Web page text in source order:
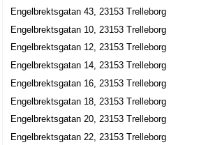
Engelbrektsgatan 43, 23153 Trelleborg
Engelbrektsgatan 10, 23153 Trelleborg
Engelbrektsgatan 12, 23153 Trelleborg
Engelbrektsgatan 14, 23153 Trelleborg
Engelbrektsgatan 16, 23153 Trelleborg
Engelbrektsgatan 18, 23153 Trelleborg
Engelbrektsgatan 20, 23153 Trelleborg
Engelbrektsgatan 22, 23153 Trelleborg